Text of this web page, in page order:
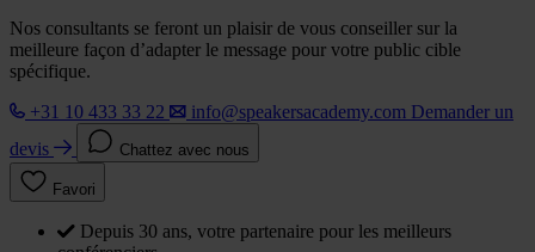
Nos consultants se feront un plaisir de vous conseiller sur la
meilleure façon d’adapter le message pour votre public cible
spécifique.
+31 10 433 33 22
info@speakersacademy.com Demander un
devis
Chattez avec nous
Favori
Depuis 30 ans, votre partenaire pour les meilleurs